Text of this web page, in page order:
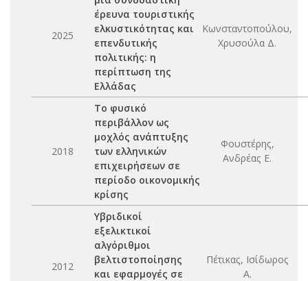
2025
έρευνα τουριστικής
ελκυστικότητας και
επενδυτικής
πολιτικής: η
περίπτωση της
Ελλάδας
Κωνσταντοπούλου,
Χρυσούλα Δ.
2018
Το φυσικό
περιβάλλον ως
μοχλός ανάπτυξης
των ελληνικών
επιχειρήσεων σε
περίοδο οικονομικής
κρίσης
Φουστέρης,
Ανδρέας Ε.
2012
Υβριδικοί
εξελικτικοί
αλγόριθμοι
βελτιστοποίησης
και εφαρμογές σε
Πέτικας, Ισίδωρος
Α.